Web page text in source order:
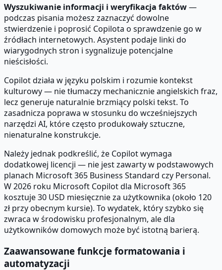
Wyszukiwanie informacji i weryfikacja faktów—
podczas pisania możesz zaznaczyć dowolne
stwierdzenie i poprosić Copilota o sprawdzenie go w
źródłach internetowych. Asystent podaje linki do
wiarygodnych stron i sygnalizuje potencjalne
nieścisłości.
Copilot działa w języku polskim i rozumie kontekst
kulturowy — nie tłumaczy mechanicznie angielskich fraz,
lecz generuje naturalnie brzmiący polski tekst. To
zasadnicza poprawa w stosunku do wcześniejszych
narzędzi AI, które często produkowały sztuczne,
nienaturalne konstrukcje.
Należy jednak podkreślić, że Copilot wymaga
dodatkowej licencji — nie jest zawarty w podstawowych
planach Microsoft 365 Business Standard czy Personal.
W 2026 roku Microsoft Copilot dla Microsoft 365
kosztuje 30 USD miesięcznie za użytkownika (około 120
zł przy obecnym kursie). To wydatek, który szybko się
zwraca w środowisku profesjonalnym, ale dla
użytkowników domowych może być istotną barierą.
Zaawansowane funkcje formatowania i
automatyzacji